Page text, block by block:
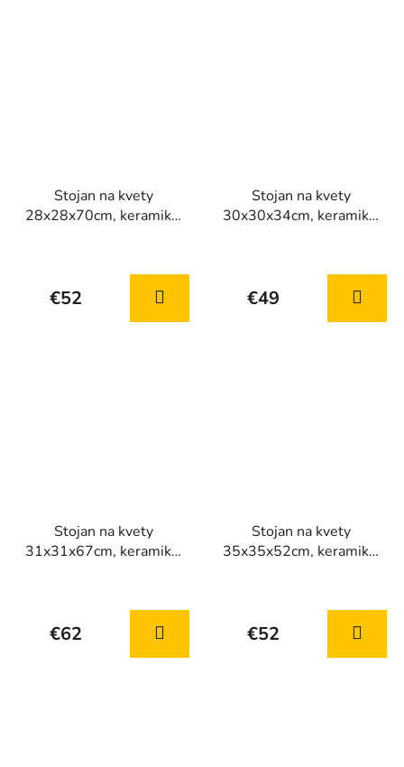
Stojan na kvety
28x28x70cm, keramika,
€52
Stojan na kvety
30x30x34cm, keramika,
€49
Stojan na kvety
31x31x67cm, keramika,
€62
Stojan na kvety
35x35x52cm, keramika,
€52